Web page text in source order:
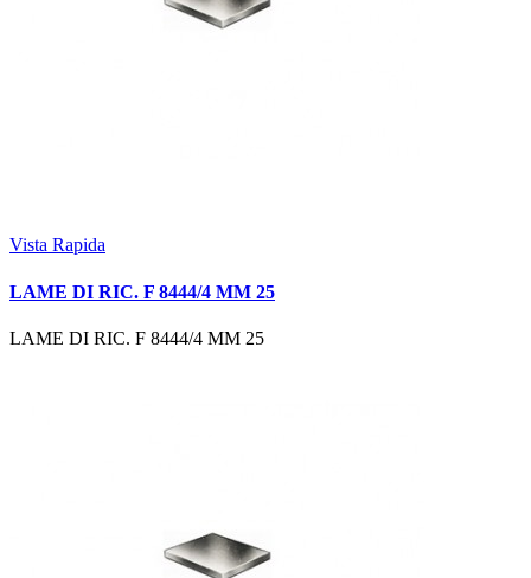
Vista Rapida
LAME DI RIC. F 8444/4 MM 25
LAME DI RIC. F 8444/4 MM 25